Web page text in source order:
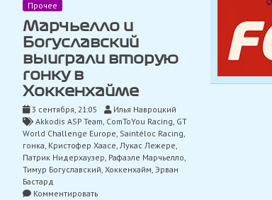
Прочее
Марчьелло и
Богуславский
выиграли вторую
гонку в
Хоккенхайме
3 сентября, 21:05
Илья Навроцкий
Akkodis ASP Team, ComToYou Racing, GT
World Challenge Europe, Saintéloc Racing,
гонка, Кристофер Хаасе, Лукас Лежере,
Патрик Нидерхаузер, Рафаэле Марчьелло,
Тимур Богуславский, Хоккенхайм, Эрван
Бастард
Комментироватьon